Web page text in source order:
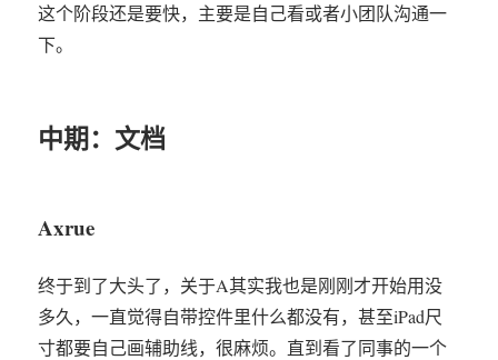
这个阶段还是要快，主要是自己看或者小团队沟通一
下。
中期：文档
Axrue
终于到了大头了，关于A其实我也是刚刚才开始用没
多久，一直觉得自带控件里什么都没有，甚至iPad尺
寸都要自己画辅助线，很麻烦。直到看了同事的一个